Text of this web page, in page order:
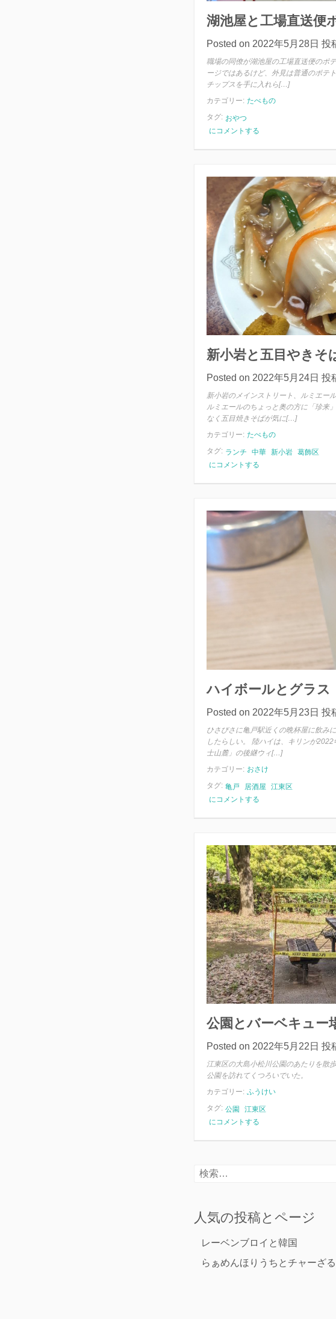
湖池屋と工場直送便
Posted on 2022年5月28日 投
職場の同僚が湖池屋の工場直送便のポ
ージではあるけど、外見は普通のポテ
チップスを手に入れら[…]
カテゴリー: たべもの
タグ: おやつ
湖
工
送
便
ポ
テ
ト
チ
ッ
プ
ス
にコメントする
新小岩と五目やきそ
Posted on 2022年5月24日 投
新小岩のメインストリート、ルミエー
ルミエールのちょっと奥の方に「珍来
なく五目焼きそばが気に[…]
カテゴリー: たべもの
タグ: ランチ 中華 新小岩 葛飾区
新
五
や
ば
にコメントする
ハイボールとグラス
Posted on 2022年5月23日 投
ひさびさに亀戸駅近くの晩杯屋に飲み
したらしい。 陸ハイは、キリンが
士山麓」の後継ウィ[…]
カテゴリー: おさけ
タグ: 亀戸 居酒屋
江東区
ハ
ボ
ル
と
グ
ラ
ス
にコメントする
公園とバーベキュー
Posted on 2022年5月22日 投
江東区の大島小松川公園のあたりを散
公園を訪れてくつろいでいた。
カテゴリー: ふうけい
タグ: 公園
江東区
公
と
ー
ベ
ー
場
にコメントする
検
人気の投稿とページ
レーベンブロイと韓国
らぁめんほりうちとチャーざる